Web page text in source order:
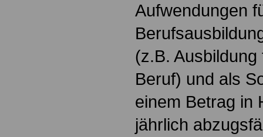
Aufwendungen
(z.B.
Beruf) und als
einem Betrag in
jährlich